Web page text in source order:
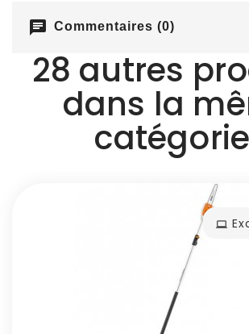
chat Commentaires (0)
28 autres
dans la